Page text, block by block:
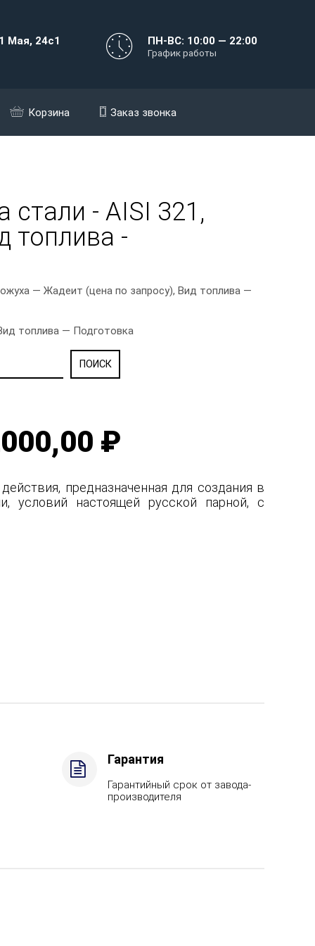
Мая, 24с1 ПН-ВС: 10:00 — 22:00
График работы
Корзина Заказ звонка
- AISI 321,
топлива -
— Жадеит (цена по запросу), Вид топлива —
топлива — Подготовка
₽
предназначенная для создания в
условий настоящей русской парной, с
Гарантия
Гарантийный срок от завода-
производителя